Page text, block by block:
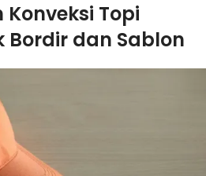
Topi
dan Sablon